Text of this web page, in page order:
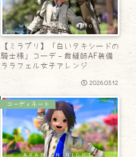
【ミラプリ】「白いタキシードの
騎士様」コーデ – 裁縫師AF装備
ララフェル女子アレンジ
2026.03.12
コーディネート